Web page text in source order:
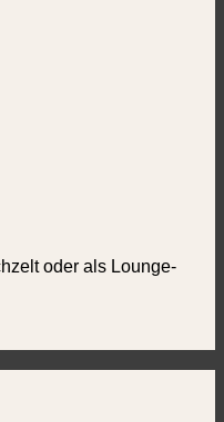
oder als Lounge-